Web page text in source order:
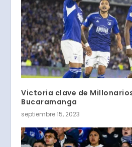
Victoria clave de
Bucaramanga
septiembre 15, 2023